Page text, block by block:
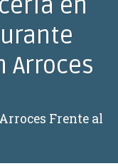
Arroces
Frente al